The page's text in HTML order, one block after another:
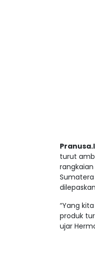
turut
rangkaian
“Yang
produk
ujar